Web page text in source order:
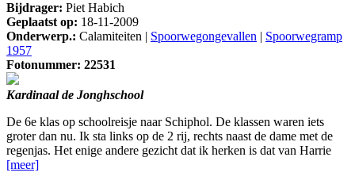
Bijdrager: Piet Habich
Geplaatst op: 18-11-2009
Onderwerp.: Calamiteiten | Spoorwegongevallen | Spoorwegramp
1957
Fotonummer: 22531
Kardinaal de Jonghschool
De 6e klas op schoolreisje naar Schiphol. De klassen waren iets
groter dan nu. Ik sta links op de 2 rij, rechts naast de dame met de
regenjas. Het enige andere gezicht dat ik herken is dat van Harrie
[meer]